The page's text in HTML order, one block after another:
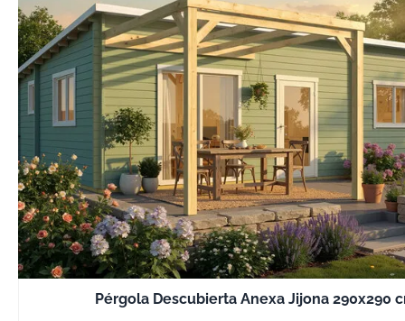
la inversión a
eso ofrecemos
selección de
madera en
modelos que
opciones
soluciones
Douglas
nórdico
nuestros
comparten un
común: postes
sección como
medida que
estabilidad
Pérgola Descubierta Anexa Jijona 290x290